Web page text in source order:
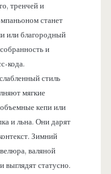
тренчей и
станет
или благородный
и
кода.
стиль
мягкие
кепи или
и льна. Они дарят
Зимний
валяной
статусно.